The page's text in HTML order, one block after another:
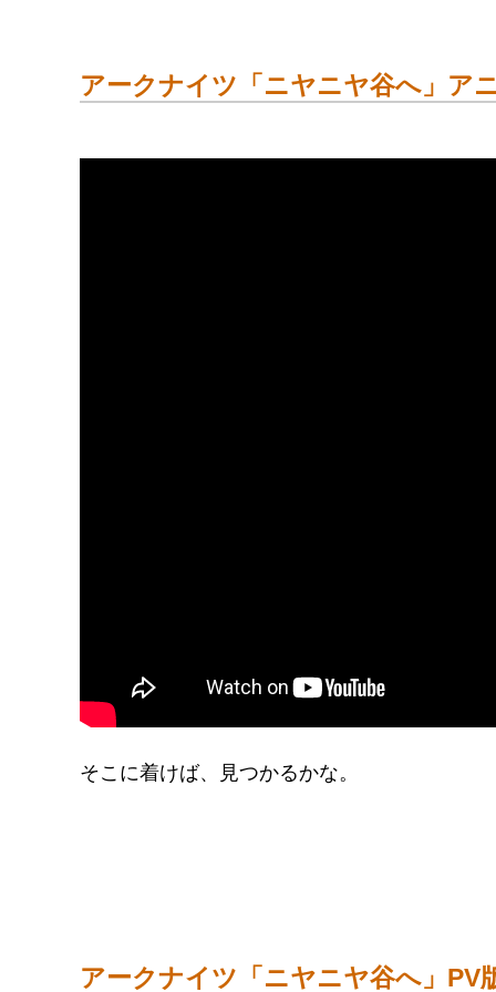
アークナイツ「ニヤニヤ谷へ」ア
そこに着けば、見つかるかな。
アークナイツ「ニヤニヤ谷へ」PV